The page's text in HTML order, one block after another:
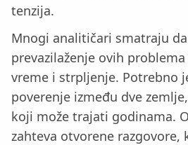
tenzija.
Mnogi analitičari smatraju da
prevazilaženje ovih
vreme i strpljenje. Potrebno
poverenje između dve
koji može trajati godinama.
zahteva otvorene razgovore,